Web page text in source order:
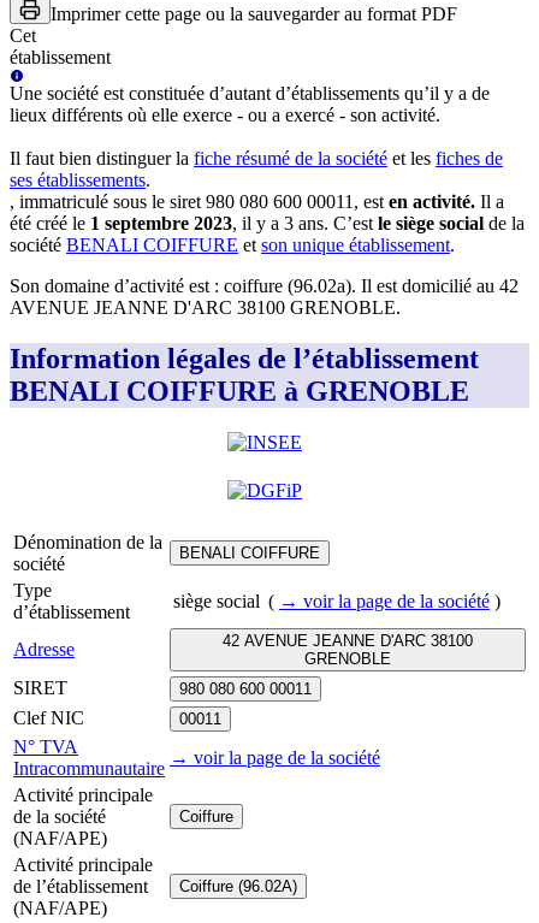
Imprimer cette page ou la sauvegarder au format PDF
Cet
établissement
Une société est constituée d’autant d’établissements qu’il y a de
lieux différents où elle exerce - ou a exercé - son activité.
Il faut bien distinguer la fiche résumé de la société et les fiches de
ses établissements.
, immatriculé sous le siret 980 080 600 00011 , est en activité. Il a
été créé le 1 septembre 2023, il y a 3 ans. C’est le siège social de la
société BENALI COIFFURE et son unique établissement.
Son domaine d’activité est : coiffure (96.02a). Il est domicilié au 42
AVENUE JEANNE D'ARC 38100 GRENOBLE.
Information légales de l’établissement
BENALI COIFFURE à GRENOBLE
Dénomination de la
société
BENALI COIFFURE
Type
d’établissement
siège social ( → voir la page de la société )
Adresse
42 AVENUE JEANNE D'ARC 38100
GRENOBLE
SIRET 980 080 600 00011
Clef NIC 00011
N° TVA
Intracommunautaire
→ voir la page de la société
Activité principale
de la société
(NAF/APE)
Coiffure
Activité principale
de l’établissement
(NAF/APE)
Coiffure (96.02A)